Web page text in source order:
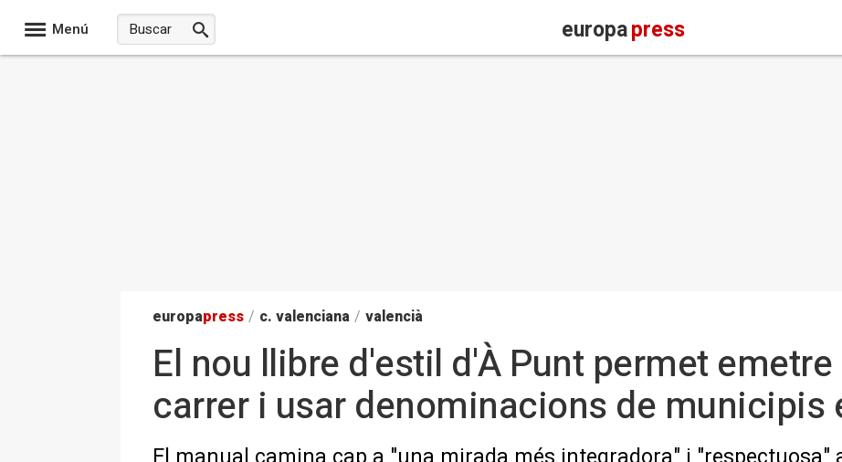
Menú europapress
europapress / c. valenciana / valencià
El nou llibre d'estil d'À Punt permet
carrer i usar denominacions de municipis